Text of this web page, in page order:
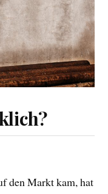
den Markt kam, hat